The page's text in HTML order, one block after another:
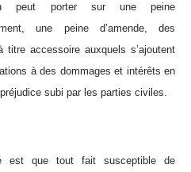
peut porter sur une peine
une peine d’amende, des
titre accessoire auxquels s’ajoutent
à des dommages et intérêts en
subi par les parties civiles.
est que tout fait susceptible de